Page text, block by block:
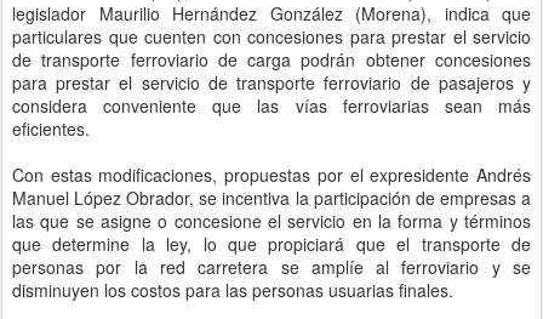
legislador Maurilio Hernández González (Morena), indica que
particulares que cuenten con concesiones para prestar el servicio
de transporte ferroviario de carga podrán obtener concesiones
para prestar el servicio de transporte ferroviario de pasajeros y
considera conveniente que las vías ferroviarias sean más
eficientes.
Con estas modificaciones, propuestas por el expresidente Andrés
Manuel López Obrador, se incentiva la participación de empresas a
las que se asigne o concesione el servicio en la forma y términos
que determine la ley, lo que propiciará que el transporte de
personas por la red carretera se amplíe al ferroviario y se
disminuyen los costos para las personas usuarias finales.